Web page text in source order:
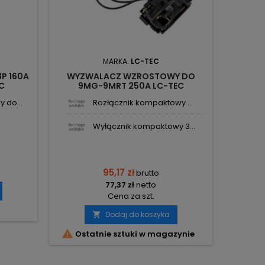
160A
do...
MARKA: LC-TEC
WYZWALACZ WZROSTOWY DO
9MG-9MRT 250A LC-TEC
Rozłącznik kompaktowy ...
Wyłącznik kompaktowy 3...
95,17 złbrutto
77,37 złnetto
Cena za szt.
 Dodaj do koszyka
 Ostatnie sztuki w magazynie